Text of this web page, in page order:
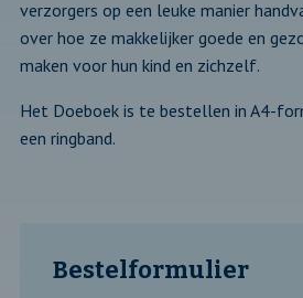
verzorgers op een leuke manier
over hoe ze makkelijker goede en
maken voor hun kind en zichzelf.
Het Doeboek is te bestellen in A4-
een ringband.
Bestelformulier